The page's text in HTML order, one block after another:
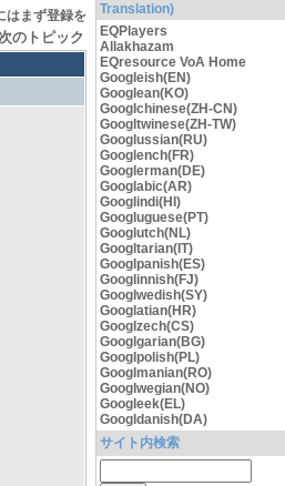
はまず登録を
次のトピック
Translation)
EQPlayers
Allakhazam
EQresource VoA Home
Googleish(EN)
Googlean(KO)
Googlchinese(ZH-CN)
Googltwinese(ZH-TW)
Googlussian(RU)
Googlench(FR)
Googlerman(DE)
Googlabic(AR)
Googlindi(HI)
Googluguese(PT)
Googlutch(NL)
Googltarian(IT)
Googlpanish(ES)
Googlinnish(FJ)
Googlwedish(SY)
Googlatian(HR)
Googlzech(CS)
Googlgarian(BG)
Googlpolish(PL)
Googlmanian(RO)
Googlwegian(NO)
Googleek(EL)
Googldanish(DA)
サイト内検索